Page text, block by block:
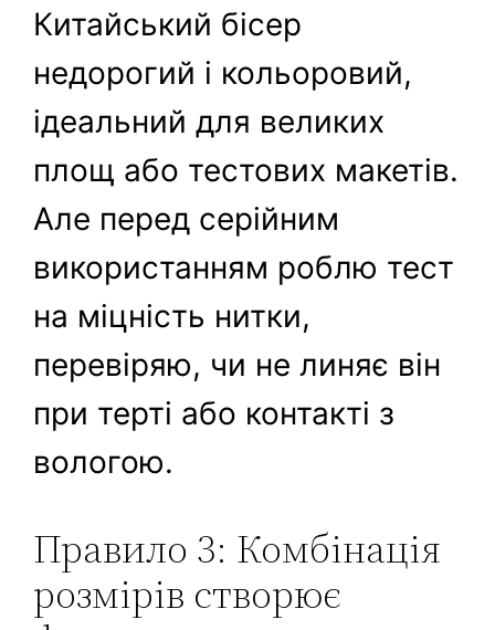
Китайський бісер
недорогий і кольоровий,
ідеальний для великих
площ або тестових макетів.
Але перед серійним
використанням роблю тест
на міцність нитки,
перевіряю, чи не линяє він
при терті або контакті з
вологою.
Правило 3: Комбінація
розмірів створює